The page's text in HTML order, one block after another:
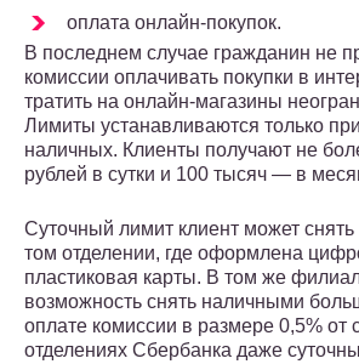
оплата онлайн-покупок.
В последнем случае гражданин не
комиссии оплачивать покупки в
тратить на онлайн-магазины
Лимиты устанавливаются только
наличных. Клиенты получают не
рублей в сутки и 100 тысяч — в
Суточный лимит клиент может снять
том отделении, где оформлена
пластиковая карты. В том же
возможность снять наличными
оплате комиссии в размере 0,5% от
отделениях Сбербанка даже